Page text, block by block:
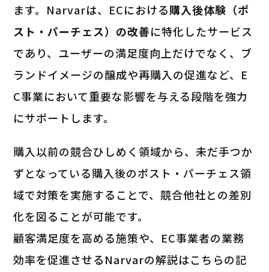
ます。Narvarは、ECにおける購入後体験（ポ
スト・パーチェス）の改善に特化したサービス
であり、ユーザーの満足度向上だけでなく、ブ
ランドイメージの醸成や再購入の促進など、E
C事業において重要な影響を与える段階を強力
にサポートします。
購入以前の競合ひしめく領域から、未だ手つか
ずとなっている購入後のポスト・パーチェス領
域で対策を実施することで、競合他社との差別
化を図ることが可能です。
顧客満足度を高める施策や、EC事業者の業務
効率を促進させるNarvarの解説はこちらの記